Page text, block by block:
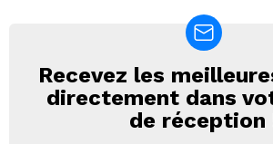
NEWSLETTER
Recevez les
directement dans
de réception